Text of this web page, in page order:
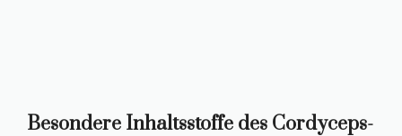
Besondere Inhaltsstoffe des Cordyceps-